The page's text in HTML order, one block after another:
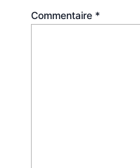
Commentaire *